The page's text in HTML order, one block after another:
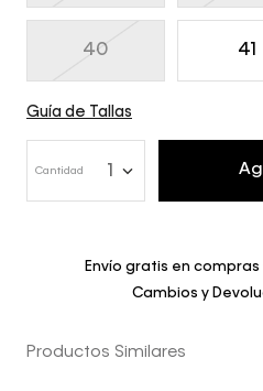
40 41
Guía de Tallas
Cantidad
Envío gratis en
Cambios y
Productos Similares